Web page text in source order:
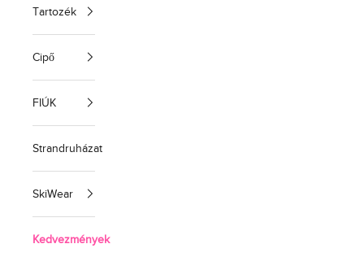
Tartozék
Cipő
FIÚK
Strandruházat
SkiWear
Kedvezmények